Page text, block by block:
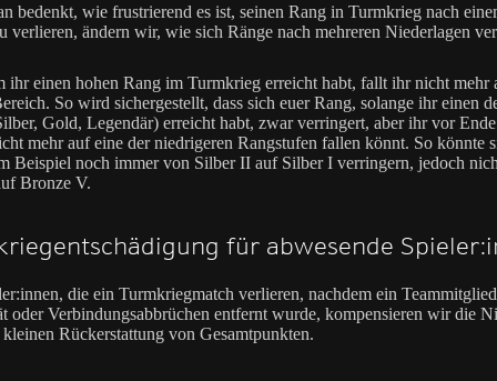
bedenkt, wie frustrierend es ist, seinen Rang in Turmkrieg nach
verlieren, ändern wir, wie sich Ränge nach mehreren Niederlagen
ihr einen hohen Rang im Turmkrieg erreicht habt, fallt ihr nicht mehr
So wird sichergestellt, dass sich euer Rang, solange ihr einen
Gold, Legendär) erreicht habt, zwar verringert, aber ihr vor
mehr auf eine der niedrigeren Rangstufen fallen könnt. So könnte
Beispiel noch immer von Silber II auf Silber I verringern, jedoch
Bronze V.
für abwesende
die ein Turmkriegmatch verlieren, nachdem ein
oder Verbindungsabbrüchen entfernt wurde, kompensieren wir die
Rückerstattung von Gesamtpunkten.